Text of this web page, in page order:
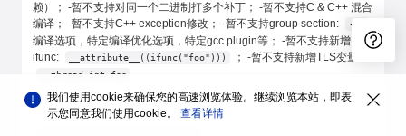
赖）； -暂不支持对同一个二进制打多个补丁； -暂不支持C & C++ 混合
编译； -暂不支持C++ exception修改； -暂不支持group section:
-g3
编译选项，特定编译优化选项，特定gcc plugin等； -暂不支持新增
ifunc:
__attribute__((ifunc("foo"))) ； -暂不支持新增TLS变量:
__thread int foo
我们使用cookie来确保您的高速浏览体验。继续浏览本站，即表
示您同意我们使用cookie。 查看详情